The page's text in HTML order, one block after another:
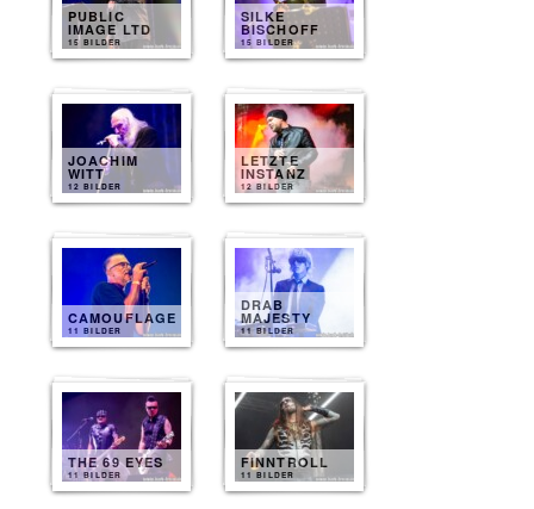
PUBLIC
IMAGE LTD
15 BILDER
SILKE
BISCHOFF
15 BILDER
JOACHIM
WITT
12 BILDER
LETZTE
INSTANZ
12 BILDER
CAMOUFLAGE
11 BILDER
DRAB
MAJESTY
11 BILDER
THE 69 EYES
11 BILDER
FINNTROLL
11 BILDER